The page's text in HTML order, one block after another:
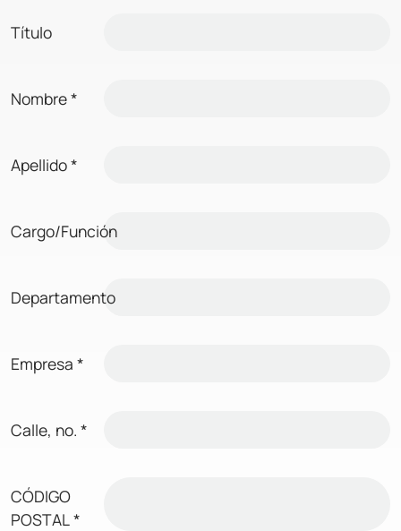
Título
Nombre*
Apellido*
Cargo/Función
Departamento
Empresa *
Calle, no. *
CÓDIGO
POSTAL*